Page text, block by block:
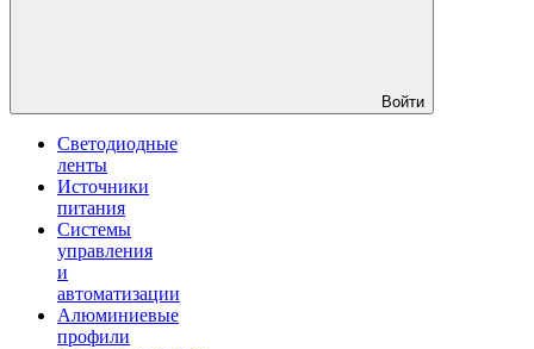
Войти
Светодиодные
ленты
Источники
питания
Системы
управления
и
автоматизации
Алюминиевые
профили